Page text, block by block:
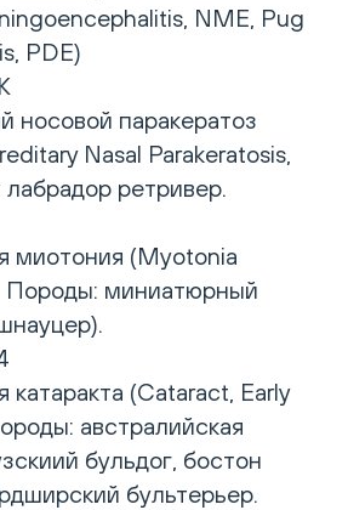
NME, Pug
PDE)
носовой паракератоз
Nasal Parakeratosis,
ретривер.
миотония (Myotonia
Породы: миниатюрный
катаракта (Cataract, Еarly
австралийская
бульдог, бостон
бультерьер.